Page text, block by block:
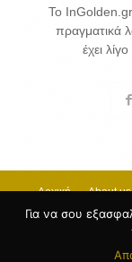
Το InGolden.gr
πραγματικά
έχει
Αρχική About us
© 2017 INGOLDEN.GR
Για να σου